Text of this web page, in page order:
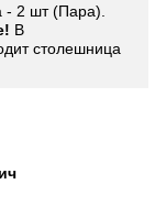
- 2 шт (Пара).
В
столешница